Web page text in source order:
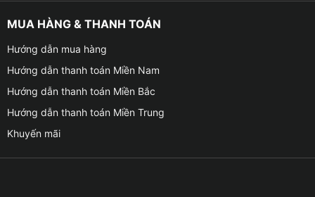
MUA HÀNG & THANH TOÁN
Hướng dẫn mua hàng
Hướng dẫn thanh toán Miền Nam
Hướng dẫn thanh toán Miền Bắc
Hướng dẫn thanh toán Miền Trung
Khuyến mãi